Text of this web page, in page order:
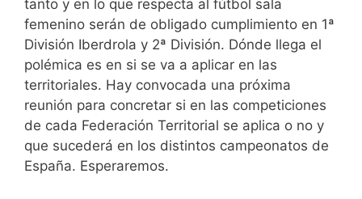
tanto y en lo que respecta al fútbol sala
femenino serán de obligado cumplimiento en 1ª
División Iberdrola y 2ª División. Dónde llega el
polémica es en si se va a aplicar en las
territoriales. Hay convocada una próxima
reunión para concretar si en las competiciones
de cada Federación Territorial se aplica o no y
que sucederá en los distintos campeonatos de
España. Esperaremos.